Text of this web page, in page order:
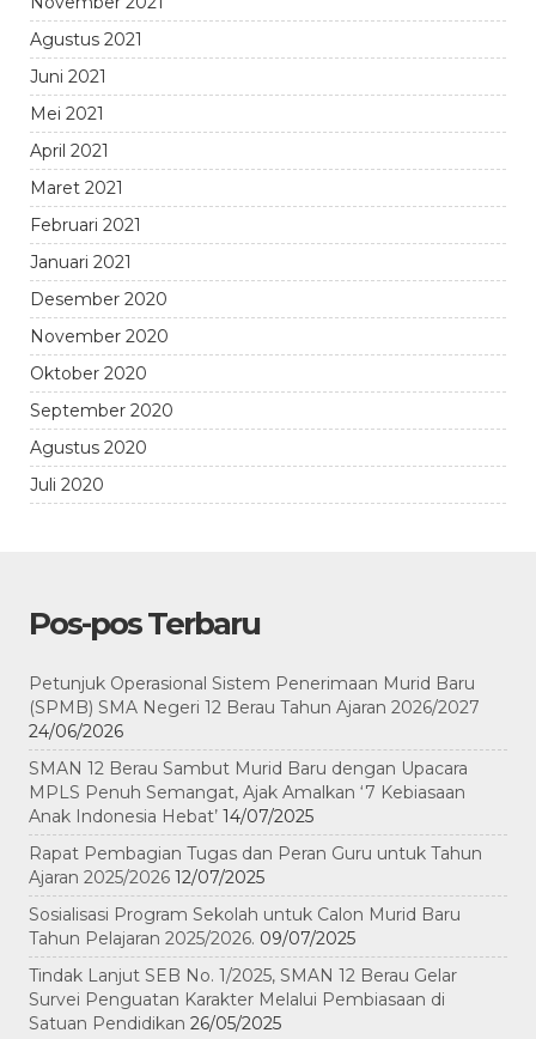
Agustus 2021
Juni 2021
Mei 2021
April 2021
Maret 2021
Februari 2021
Januari 2021
Desember 2020
November 2020
Oktober 2020
September 2020
Agustus 2020
Juli 2020
Pos-pos Terbaru
Petunjuk Operasional Sistem Penerimaan Murid Baru
(SPMB) SMA Negeri 12 Berau Tahun Ajaran 2026/2027
24/06/2026
SMAN 12 Berau Sambut Murid Baru dengan Upacara
MPLS Penuh Semangat, Ajak Amalkan ‘7 Kebiasaan
Anak Indonesia Hebat’ 14/07/2025
Rapat Pembagian Tugas dan Peran Guru untuk Tahun
Ajaran 2025/2026 12/07/2025
Sosialisasi Program Sekolah untuk Calon Murid Baru
Tahun Pelajaran 2025/2026. 09/07/2025
Tindak Lanjut SEB No. 1/2025, SMAN 12 Berau Gelar
Survei Penguatan Karakter Melalui Pembiasaan di
Satuan Pendidikan 26/05/2025